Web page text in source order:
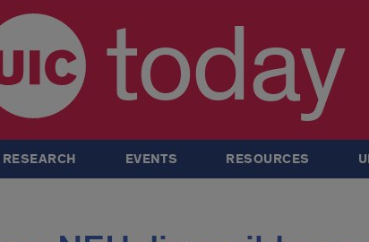
today
EVENTS RESOURCES